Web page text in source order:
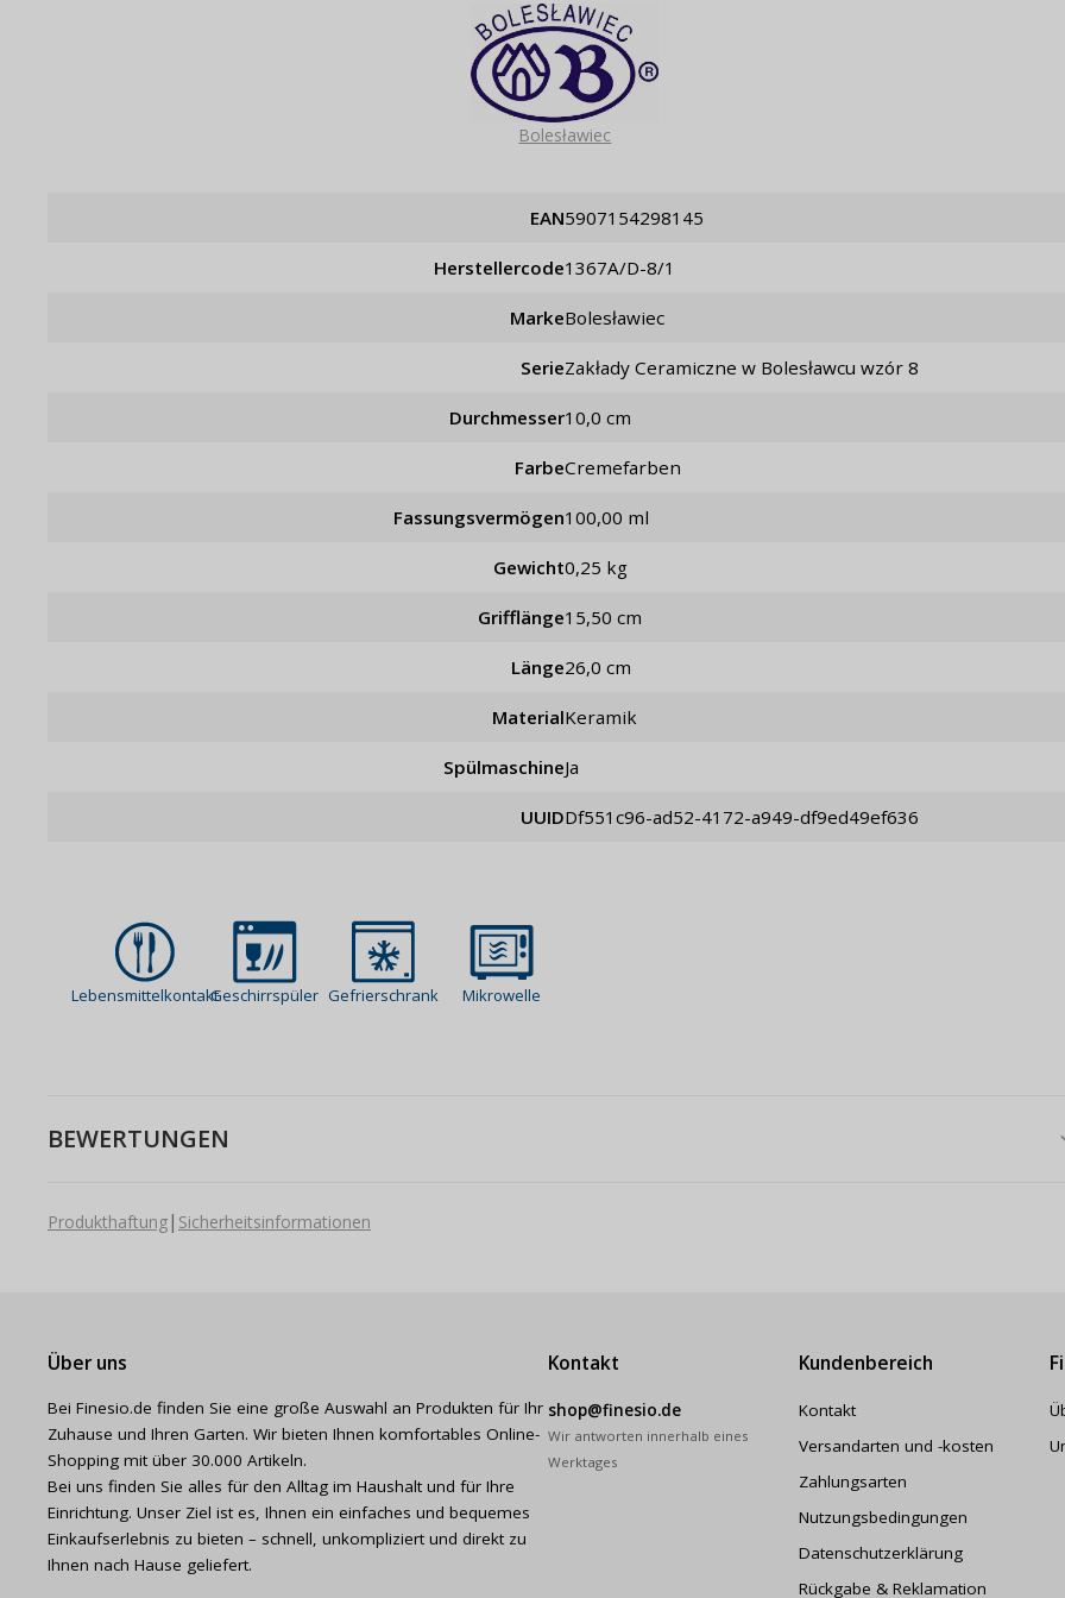
Bolesławiec
EAN 5907154298145
Herstellercode 1367A/D-8/1
Marke Bolesławiec
Serie Zakłady Ceramiczne w Bolesławcu wzór 8
Durchmesser 10,0 cm
Farbe Cremefarben
Fassungsvermögen 100,00 ml
Gewicht 0,25 kg
Grifflänge 15,50 cm
Länge 26,0 cm
Material Keramik
Spülmaschine Ja
UUID df551c96-ad52-4172-a949-df9ed49ef636
LebensmittelkontaktGeschirrspüler Gefrierschrank Mikrowelle
BEWERTUNGEN
Produkthaftung| Sicherheitsinformationen
Über uns
Bei Finesio.de finden Sie eine große Auswahl an Produkten für Ihr
Zuhause und Ihren Garten. Wir bieten Ihnen komfortables Online-
Shopping mit über 30.000 Artikeln.
Bei uns finden Sie alles für den Alltag im Haushalt und für Ihre
Einrichtung. Unser Ziel ist es, Ihnen ein einfaches und bequemes
Einkaufserlebnis zu bieten – schnell, unkompliziert und direkt zu
Ihnen nach Hause geliefert.
Kontakt
shop@finesio.de
Wir antworten innerhalb eines
Werktages
Kundenbereich
Kontakt
Versandarten und -kosten
Zahlungsarten
Nutzungsbedingungen
Datenschutzerklärung
Rückgabe & Reklamation